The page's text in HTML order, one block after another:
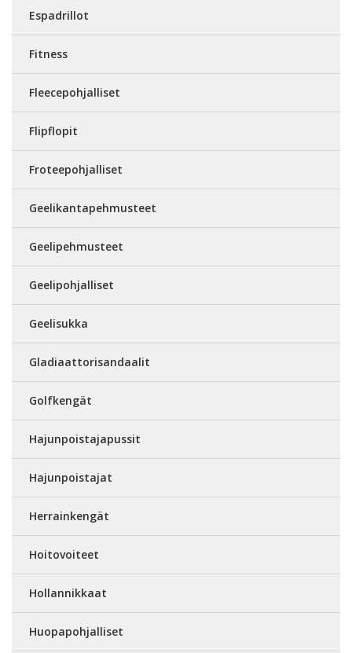
Espadrillot
Fitness
Fleecepohjalliset
Flipflopit
Froteepohjalliset
Geelikantapehmusteet
Geelipehmusteet
Geelipohjalliset
Geelisukka
Gladiaattorisandaalit
Golfkengät
Hajunpoistajapussit
Hajunpoistajat
Herrainkengät
Hoitovoiteet
Hollannikkaat
Huopapohjalliset